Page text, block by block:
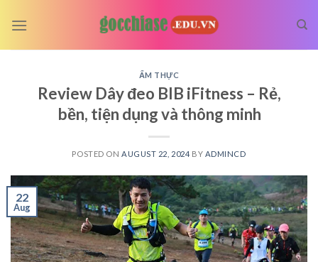
ẨM THỰC
Review Dây đeo BIB iFitness – Rẻ,
bền, tiện dụng và thông minh
POSTED ON AUGUST 22, 2024 BY ADMINCD
22
Aug